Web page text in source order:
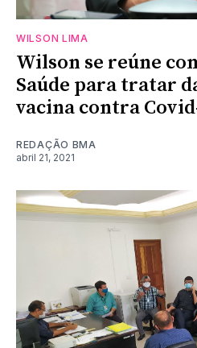
WILSON LIMA
Wilson se reúne
Saúde para tratar
vacina contra
REDAÇÃO BMA
abril 21, 2021